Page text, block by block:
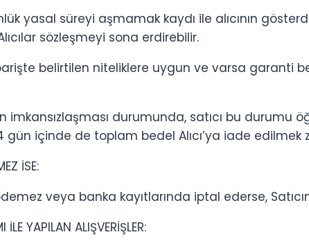
yasal süreyi aşmamak kaydı ile alıcının
sözleşmeyi sona erdirebilir.
belirtilen niteliklere uygun ve varsa garanti
imkansızlaşması durumunda, satıcı bu
gün içinde de toplam bedel Alıcı’ya iade edilmek
İSE:
veya banka kayıtlarında iptal ederse,
YAPILAN ALIŞVERİŞLER: